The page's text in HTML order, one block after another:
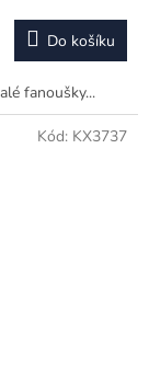
Do košíku
fanoušky...
Kód: KX3737